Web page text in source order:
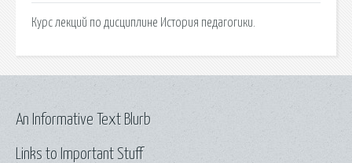
Курс лекций по дисциплине История педагогики.
Links to Important Stuff
An Informative Text Blurb